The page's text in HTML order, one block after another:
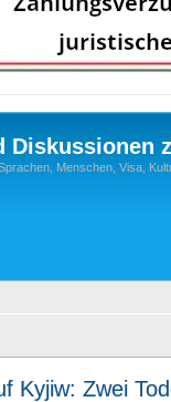
Diskussionen
Menschen, Visa,
Kyjiw: Zwei